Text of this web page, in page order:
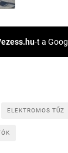
-t a
ELEKTROMOS TŰZ